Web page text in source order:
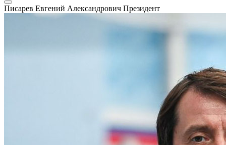
Писарев Евгений Александрович Президент